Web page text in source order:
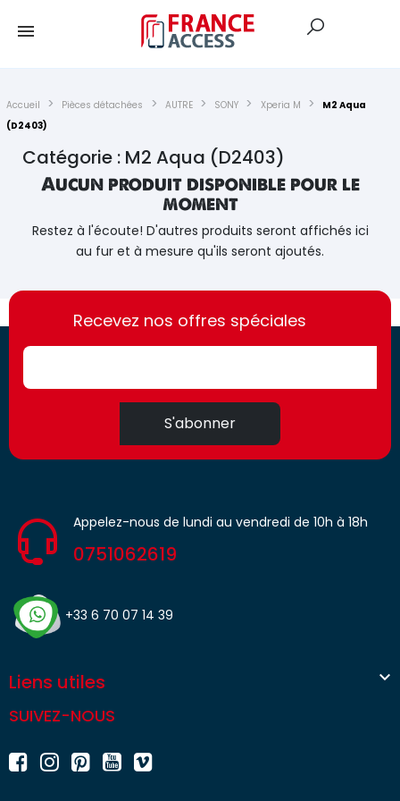
Accueil Pièces détachées AUTRE SONY Xperia M
M2 Aqua
(D2403)
Catégorie : M2 Aqua (D2403)
Aucun produit disponible pour le
moment
Restez à l'écoute! D'autres produits seront affichés ici
au fur et à mesure qu'ils seront ajoutés.
https://france-
access.fr
https://france-
access.fr
Recevez nos offres spéciales
S'abonner
Appelez-nous de lundi au vendredi de 10h à 18h
0751062619
+33 6 70 07 14 39
Liens utiles 
SUIVEZ-NOUS